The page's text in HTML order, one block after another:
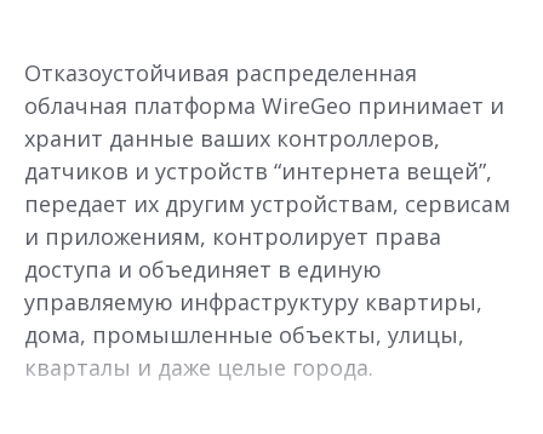
Отказоустойчивая распределенная
облачная платформа WireGeo принимает и
хранит данные ваших контроллеров,
датчиков и устройств “интернета вещей”,
передает их другим устройствам, сервисам
и приложениям, контролирует права
доступа и объединяет в единую
управляемую инфраструктуру квартиры,
дома, промышленные объекты, улицы,
кварталы и даже целые города.